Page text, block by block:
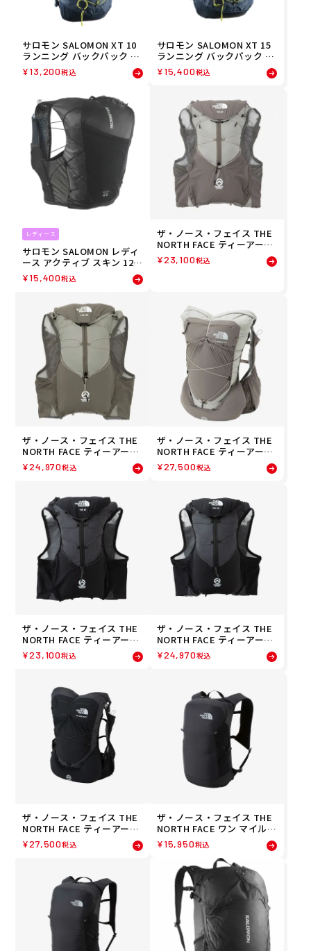
サロモン SALOMON XT 10
ランニング バックパック LC
2858900 26SP
¥13,200税込
サロモン SALOMON XT 15
ランニング バックパック LC
2858300 26SP
¥15,400税込
レディース
サロモン SALOMON レディ
ース アクティブ スキン 12 A
CTIVE SKIN 12 ランニング
ベスト フラスク付 LC21786
¥15,400税込
ザ・ノース・フェイス THE
NORTH FACE ティーアール
6 TR 6 ランニング バックパ
ック NM62513-CR 26SS 春
¥23,100税込
ザ・ノース・フェイス THE
NORTH FACE ティーアール
10 TR 10 ランニング バック
パック NM62512-CR 26SS
¥24,970税込
ザ・ノース・フェイス THE
NORTH FACE ティーアール
ロケット TR ROCKET ラン
ニング バックパック NM625
¥27,500税込
ザ・ノース・フェイス THE
NORTH FACE ティーアール
6 TR 6 ランニング トレラン
バックパック NM62513-K 2
¥23,100税込
ザ・ノース・フェイス THE
NORTH FACE ティーアール
10 TR 10 ランニング トレラ
ン バックパック NM62512-
¥24,970税込
ザ・ノース・フェイス THE
NORTH FACE ティーアール
ロケット TR ROCKET ラン
ニング トレラン バックパッ
¥27,500税込
ザ・ノース・フェイス THE
NORTH FACE ワン マイル 1
6 ONE MILE 16 ランニング
トレラン バックパック NM6
2461-K 26FW
¥15,950税込